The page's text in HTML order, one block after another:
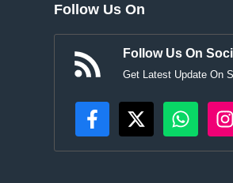
Follow Us On
Follow Us On
Get Latest Update On